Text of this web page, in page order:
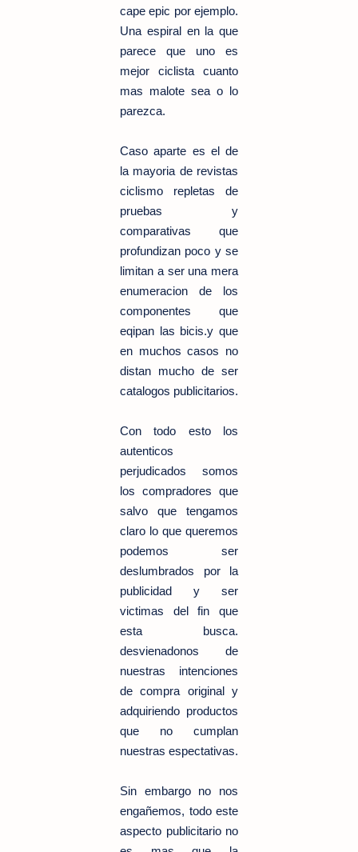
cape epic por ejemplo.
Una espiral en la que
parece que uno es
mejor ciclista cuanto
mas malote sea o lo
parezca.
Caso aparte es el de
la mayoria de revistas
ciclismo repletas de
pruebas y
comparativas que
profundizan poco y se
limitan a ser una mera
enumeracion de los
componentes que
eqipan las bicis.y que
en muchos casos no
distan mucho de ser
catalogos publicitarios.
Con todo esto los
autenticos
perjudicados somos
los compradores que
salvo que tengamos
claro lo que queremos
podemos ser
deslumbrados por la
publicidad y ser
victimas del fin que
esta busca.
desvienadonos de
nuestras intenciones
de compra original y
adquiriendo productos
que no cumplan
nuestras espectativas.
Sin embargo no nos
engañemos, todo este
aspecto publicitario no